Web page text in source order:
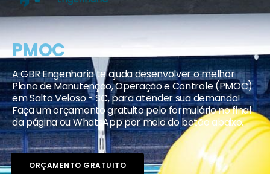
PMOC
A GBR Engenharia te ajuda desenvolver o melhor
Plano de Manutenção, Operação e Controle (PMOC)
em Salto Veloso - SC, para atender sua demanda!
Faça um orçamento gratuito pelo formulário no final
da página ou WhatsApp por meio do botão abaixo.
ORÇAMENTO GRATUITO